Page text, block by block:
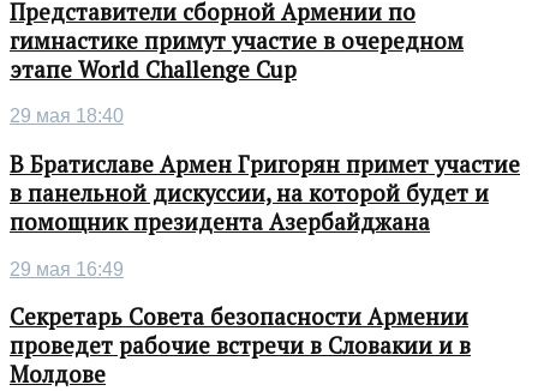
Представители сборной Армении по
гимнастике примут участие в очередном
этапе World Challenge Cup
29 мая 18:40
В Братиславе Армен Григорян примет участие
в панельной дискуссии, на которой будет и
помощник президента Азербайджана
29 мая 16:49
Секретарь Совета безопасности Армении
проведет рабочие встречи в Словакии и в
Молдове